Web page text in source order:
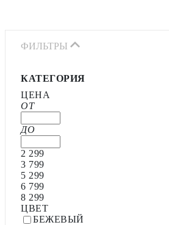
ФИЛЬТРЫ
КАТЕГОРИЯ
ЦЕНА
ОТ
ДО
2 299
3 799
5 299
6 799
8 299
ЦВЕТ
БЕЖЕВЫЙ